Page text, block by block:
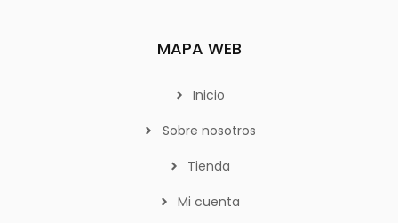
MAPA WEB
Inicio
Sobre nosotros
Tienda
Mi cuenta